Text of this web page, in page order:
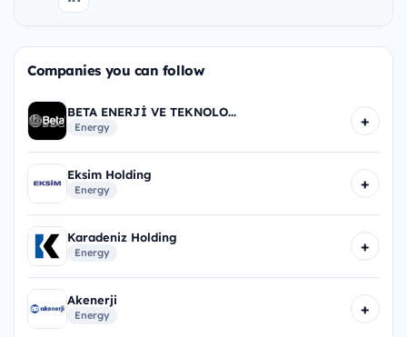
Companies you can follow
BETA ENERJİ VE TEKNOLO...
Energy +
Eksim Holding
Energy +
Karadeniz Holding
Energy +
Akenerji
Energy +